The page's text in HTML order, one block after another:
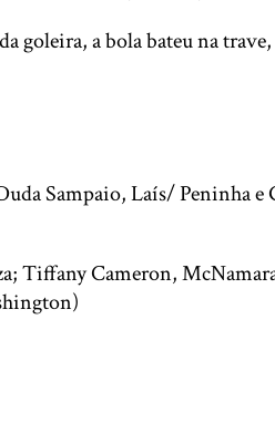
goleira, a bola bateu na
Sampaio, Laís/ Peninha
Tiffany Cameron,